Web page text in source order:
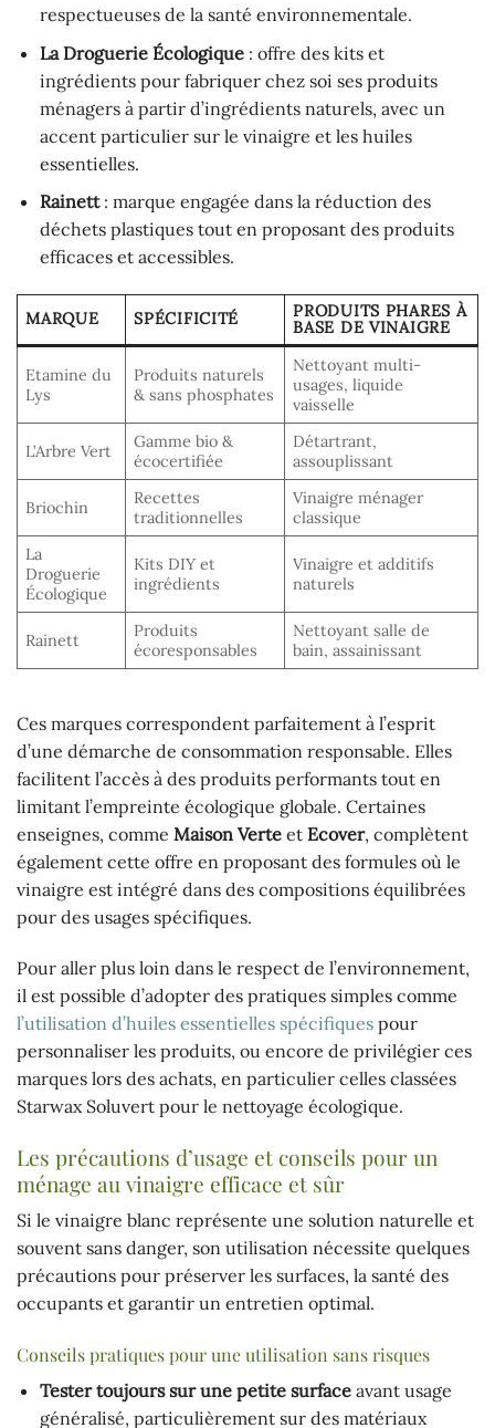
respectueuses de la santé environnementale.
La Droguerie Écologique: offre des kits et
ingrédients pour fabriquer chez soi ses produits
ménagers à partir d’ingrédients naturels, avec un
accent particulier sur le vinaigre et les huiles
essentielles.
Rainett: marque engagée dans la réduction des
déchets plastiques tout en proposant des produits
efficaces et accessibles.
MARQUE SPÉCIFICITÉ
PRODUITS PHARES À
BASE DE VINAIGRE
Etamine du
Lys
Produits naturels
& sans phosphates
Nettoyant multi-
usages, liquide
vaisselle
L’Arbre Vert
Gamme bio &
écocertifiée
Détartrant,
assouplissant
Briochin
Recettes
traditionnelles
Vinaigre ménager
classique
La
Droguerie
Écologique
Kits DIY et
ingrédients
Vinaigre et additifs
naturels
Rainett
Produits
écoresponsables
Nettoyant salle de
bain, assainissant
Ces marques correspondent parfaitement à l’esprit
d’une démarche de consommation responsable. Elles
facilitent l’accès à des produits performants tout en
limitant l’empreinte écologique globale. Certaines
enseignes, comme Maison Verte et Ecover, complètent
également cette offre en proposant des formules où le
vinaigre est intégré dans des compositions équilibrées
pour des usages spécifiques.
Pour aller plus loin dans le respect de l’environnement,
il est possible d’adopter des pratiques simples comme
l’utilisation d’huiles essentielles spécifiques pour
personnaliser les produits, ou encore de privilégier ces
marques lors des achats, en particulier celles classées
Starwax Soluvert pour le nettoyage écologique.
Les précautions d’usage et conseils pour un
ménage au vinaigre efficace et sûr
Si le vinaigre blanc représente une solution naturelle et
souvent sans danger, son utilisation nécessite quelques
précautions pour préserver les surfaces, la santé des
occupants et garantir un entretien optimal.
Conseils pratiques pour une utilisation sans risques
Tester toujours sur une petite surfaceavant usage
généralisé, particulièrement sur des matériaux